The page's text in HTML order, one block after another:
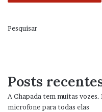
Pesquisar
Posts
A Chapada tem muitas
microfone para todas elas